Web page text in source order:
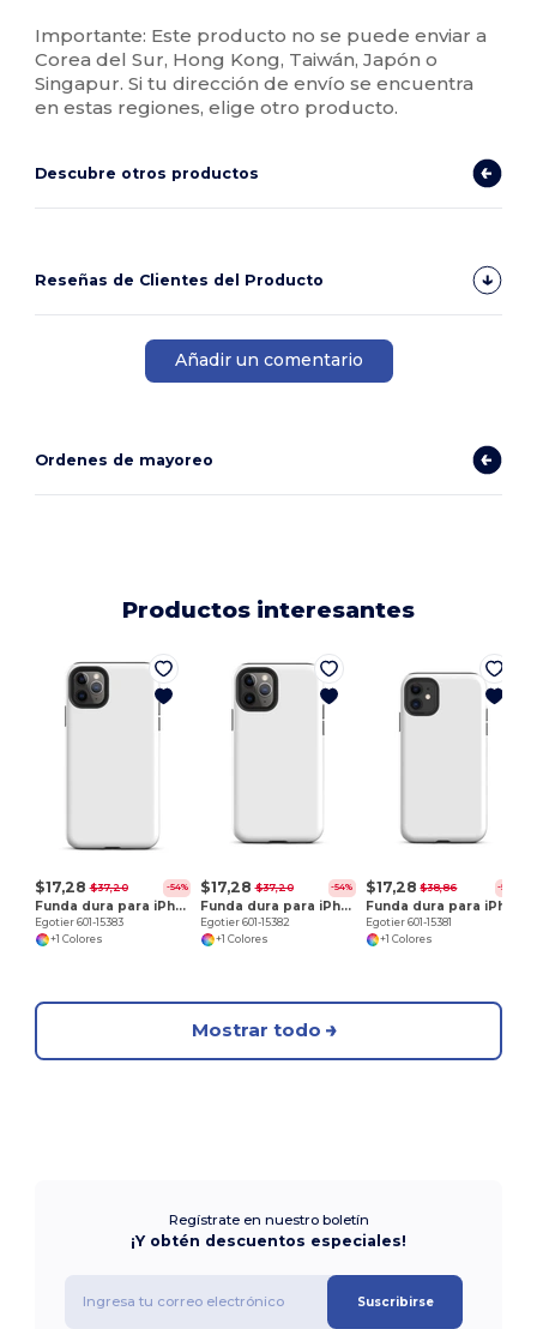
Importante: Este producto no se puede enviar a
Corea del Sur, Hong Kong, Taiwán, Japón o
Singapur. Si tu dirección de envío se encuentra
en estas regiones, elige otro producto.
Descubre otros productos
Reseñas de Clientes del Producto
Añadir un comentario
Ordenes de mayoreo
Productos interesantes
$17,28 $37,20 -54%
Funda dura para iPhone 11 Pro Max
Egotier 601-15383
+1 Colores
$17,28 $37,20 -54%
Funda dura para iPhone 11 Pro
Egotier 601-15382
+1 Colores
$17,28 $38,86 -56%
Egotier 601-15381
+1 Colores
Mostrar todo
Regístrate en nuestro boletín
¡Y obtén descuentos especiales!
Suscribirse